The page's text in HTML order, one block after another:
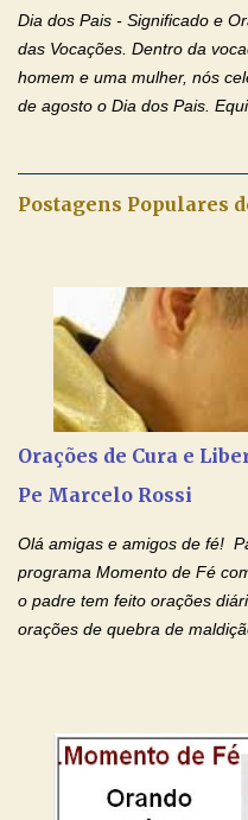
estão doentes, pais que
falecidos, pais que tem
para todos os pais. Hoje
Dia dos Pais - Significado e
das Vocações. Dentro da
homem e uma mulher, nós
de agosto o Dia dos Pais.
conforto, boa alimentação,
vitórias, em seus fracassos,
exceções, mas essas
pais que não se preocupam
estado natural, normal. O
absurdas. Temos notícia de
desrespeitam, que espancam
Postagens Populares
Orações de Cura e
Pe Marcelo Rossi
Olá amigas e amigos de fé!
programa Momento de Fé
o padre tem feito orações
orações de quebra de
por estas valiosas orações.
paz de Jesus Cristo e no
Devoção e Fé Clique para